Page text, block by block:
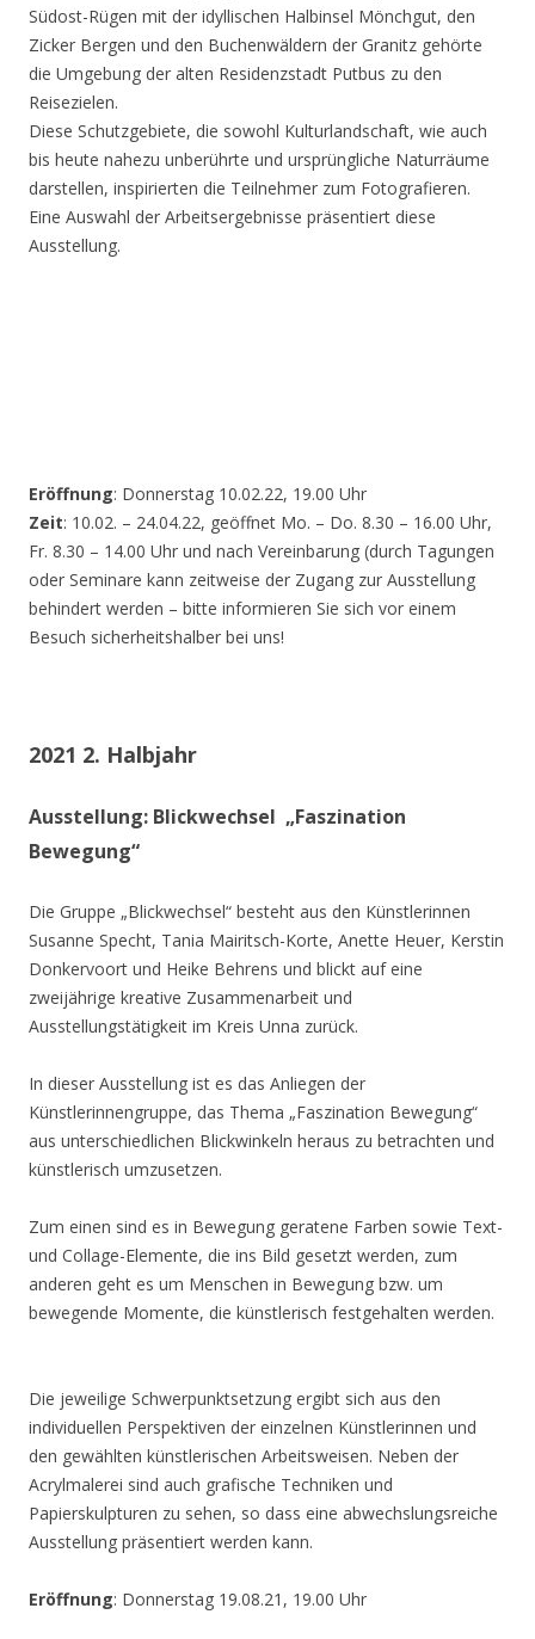
Südost-Rügen mit der idyllischen Halbinsel Mönchgut, den
Zicker Bergen und den Buchenwäldern der Granitz gehörte
die Umgebung der alten Residenzstadt Putbus zu den
Reisezielen.
Diese Schutzgebiete, die sowohl Kulturlandschaft, wie auch
bis heute nahezu unberührte und ursprüngliche Naturräume
darstellen, inspirierten die Teilnehmer zum Fotografieren.
Eine Auswahl der Arbeitsergebnisse präsentiert diese
Ausstellung.
Eröffnung: Donnerstag 10.02.22, 19.00 Uhr
Zeit: 10.02. – 24.04.22, geöffnet Mo. – Do. 8.30 – 16.00 Uhr,
Fr. 8.30 – 14.00 Uhr und nach Vereinbarung (durch Tagungen
oder Seminare kann zeitweise der Zugang zur Ausstellung
behindert werden – bitte informieren Sie sich vor einem
Besuch sicherheitshalber bei uns!
2021 2. Halbjahr
Ausstellung: Blickwechsel „Faszination
Bewegung“
Die Gruppe „Blickwechsel“ besteht aus den Künstlerinnen
Susanne Specht, Tania Mairitsch-Korte, Anette Heuer, Kerstin
Donkervoort und Heike Behrens und blickt auf eine
zweijährige kreative Zusammenarbeit und
Ausstellungstätigkeit im Kreis Unna zurück.
In dieser Ausstellung ist es das Anliegen der
Künstlerinnengruppe, das Thema „Faszination Bewegung“
aus unterschiedlichen Blickwinkeln heraus zu betrachten und
künstlerisch umzusetzen.
Zum einen sind es in Bewegung geratene Farben sowie Text-
und Collage-Elemente, die ins Bild gesetzt werden, zum
anderen geht es um Menschen in Bewegung bzw. um
bewegende Momente, die künstlerisch festgehalten werden.
Die jeweilige Schwerpunktsetzung ergibt sich aus den
individuellen Perspektiven der einzelnen Künstlerinnen und
den gewählten künstlerischen Arbeitsweisen. Neben der
Acrylmalerei sind auch grafische Techniken und
Papierskulpturen zu sehen, so dass eine abwechslungsreiche
Ausstellung präsentiert werden kann.
Eröffnung: Donnerstag 19.08.21, 19.00 Uhr